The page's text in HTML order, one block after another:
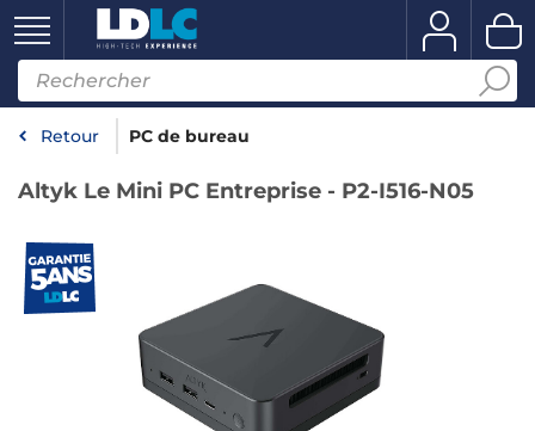
Retour PC de bureau
Altyk Le Mini PC Entreprise - P2-I516-N05